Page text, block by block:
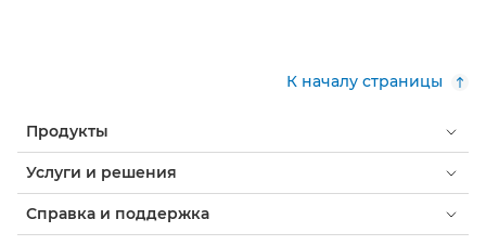
К началу страницы
Продукты
Услуги и решения
Справка и поддержка